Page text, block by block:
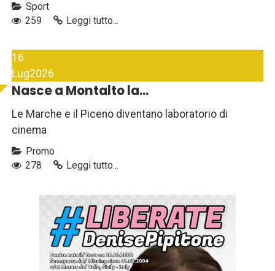
Sport
259
Leggi tutto...
16
Lug2026
Nasce a Montalto la...
Le Marche e il Piceno diventano laboratorio di
cinema
Promo
278
Leggi tutto...